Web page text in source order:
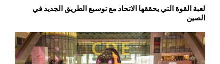
لعبة القوة التي يحققها الاتحاد مع توسيع الطريق الجديد في
الصين